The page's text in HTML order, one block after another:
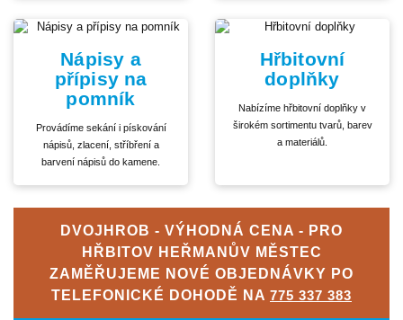
Nápisy a
přípisy na
pomník
Provádíme sekání i pískování
nápisů, zlacení, stříbření a
barvení nápisů do kamene.
Hřbitovní
doplňky
Nabízíme hřbitovní doplňky v
širokém sortimentu tvarů, barev
a materiálů.
DVOJHROB - VÝHODNÁ CENA - PRO
HŘBITOV HEŘMANŮV MĚSTEC
ZAMĚŘUJEME NOVÉ OBJEDNÁVKY PO
TELEFONICKÉ DOHODĚ NA 775 337 383